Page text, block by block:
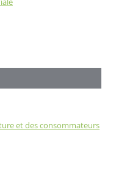
et des consommateurs